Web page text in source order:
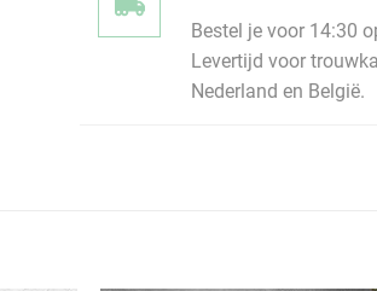
Bestel je voor 14:30
Levertijd voor
Nederland en België.